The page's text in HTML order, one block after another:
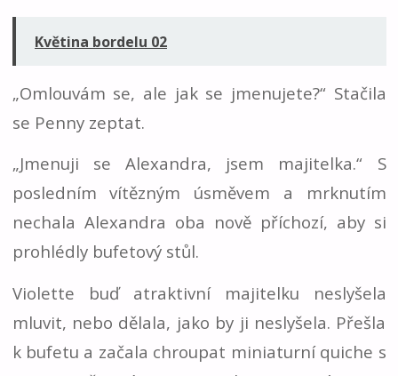
Květina bordelu 02
„Omlouvám se, ale jak se jmenujete?“ Stačila
se Penny zeptat.
„Jmenuji se Alexandra, jsem majitelka.“ S
posledním vítězným úsměvem a mrknutím
nechala Alexandra oba nově příchozí, aby si
prohlédly bufetový stůl.
Violette buď atraktivní majitelku neslyšela
mluvit, nebo dělala, jako by ji neslyšela. Přešla
k bufetu a začala chroupat miniaturní quiche s